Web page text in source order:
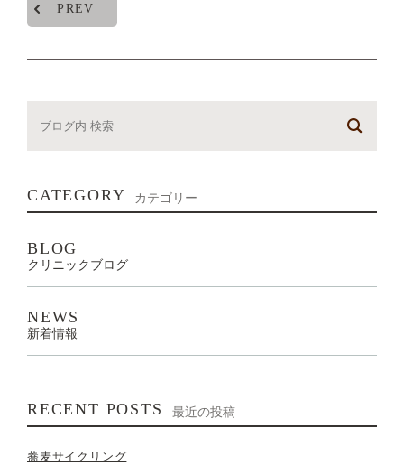
PREV
CATEGORY カテゴリー
BLOG
クリニックブログ
NEWS
新着情報
RECENT POSTS 最近の投稿
蕎麦サイクリング